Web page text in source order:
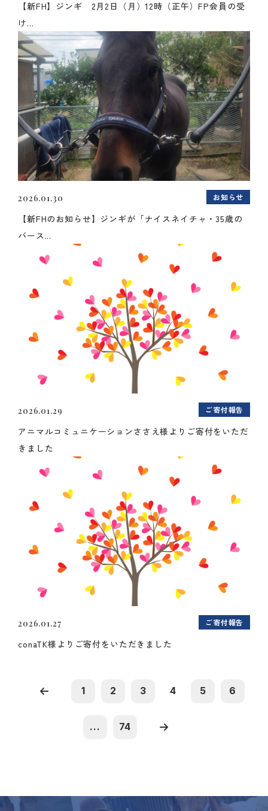
【新FH】ジンギ 2月2日（月）12時（正午）FP会員の受
け...
2026.01.30 お知らせ
【新FHのお知らせ】ジンギが「ナイスネイチャ・35歳の
バース...
2026.01.29 ご寄付報告
アニマルコミュニケーションささえ様よりご寄付をいただ
きました
2026.01.27 ご寄付報告
conaTK様よりご寄付をいただきました
1 2 3 4 5 6
... 74